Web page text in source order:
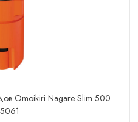
Omoikiri Nagare Slim 500